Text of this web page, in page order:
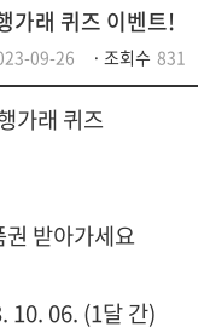
봉사했어요
Q&A
가래 퀴즈 이벤트!
09-26 조회수 831
가래 퀴즈
받아가세요
06. (1달 간)